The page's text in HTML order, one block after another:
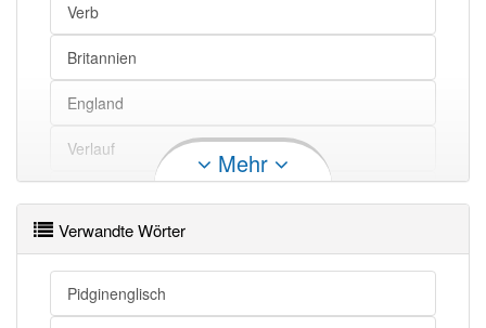
Verb
Britannien
England
Verlauf
Einwanderung
Frühform
Mehr
Verwandte Wörter
Pidginenglisch